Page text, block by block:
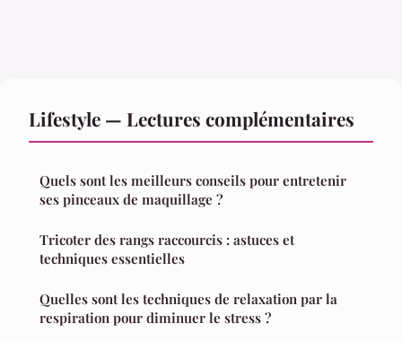
Lifestyle — Lectures complémentaires
Quels sont les meilleurs conseils pour entretenir
ses pinceaux de maquillage ?
Tricoter des rangs raccourcis : astuces et
techniques essentielles
Quelles sont les techniques de relaxation par la
respiration pour diminuer le stress ?